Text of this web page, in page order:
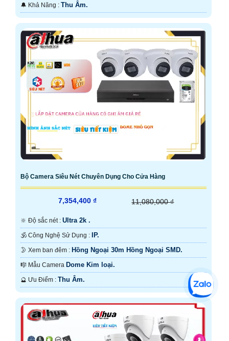
️🔔 Khả Năng : Thu Âm.
Bộ Camera Siêu Nét Chuyên Dụng Cho Cửa Hàng
7,354,400 ₫ 11,080,000 ₫
🔆 Độ sắc nét : Ultra 2k .
🕉️ Công Nghệ Sử Dụng : IP.
🌛 Xem ban đêm : Hồng Ngoại 30m Hồng Ngoại SMD.
🎼️ Mẫu Camera Dome Kim loại.
️🔮 Ưu Điểm : Thu Âm.